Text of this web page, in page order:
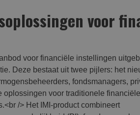
voor
voor financiële instellingen
Deze bestaat uit twee pijlers: het
fondsmanagers,
voor traditionele
/> Het IMI-product combineert